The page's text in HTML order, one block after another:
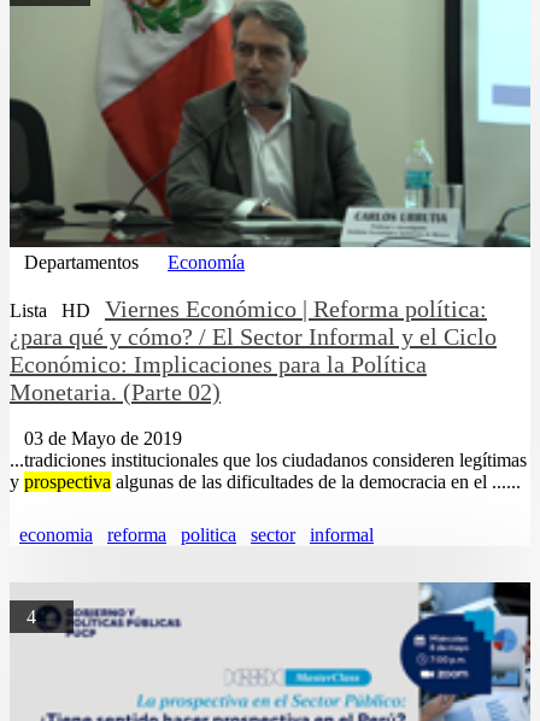
Departamentos Economía
Lista HD
Viernes Económico | Reforma política:
¿para qué y cómo? / El Sector Informal y el Ciclo
Económico: Implicaciones para la Política
Monetaria. (Parte 02)
03 de Mayo de 2019
...tradiciones institucionales que los ciudadanos consideren legítimas
y prospectiva algunas de las dificultades de la democracia en el ......
economia reforma politica sector informal
4